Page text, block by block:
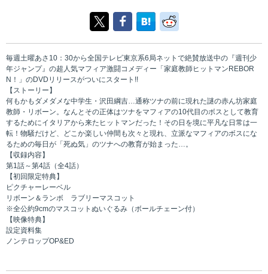
毎週土曜あさ10：30から全国テレビ東京系6局ネットで絶賛放送中の『週刊少
年ジャンプ』の超人気マフィア激闘コメディー「家庭教師ヒットマンREBOR
N！」のDVDリリースがついにスタート!!
【ストーリー】
何もかもダメダメな中学生・沢田綱吉…通称ツナの前に現れた謎の赤ん坊家庭
教師・リボーン。なんとその正体はツナをマフィアの10代目のボスとして教育
するためにイタリアから来たヒットマンだった！その日を境に平凡な日常は一
転！物騒だけど、どこか楽しい仲間も次々と現れ、立派なマフィアのボスにな
るための毎日が「死ぬ気」のツナへの教育が始まった…。
【収録内容】
第1話～第4話（全4話）
【初回限定特典】
ピクチャーレーベル
リボーン＆ランボ ラブリーマスコット
※全公約9cmのマスコットぬいぐるみ（ボールチェーン付）
【映像特典】
設定資料集
ノンテロップOP&ED